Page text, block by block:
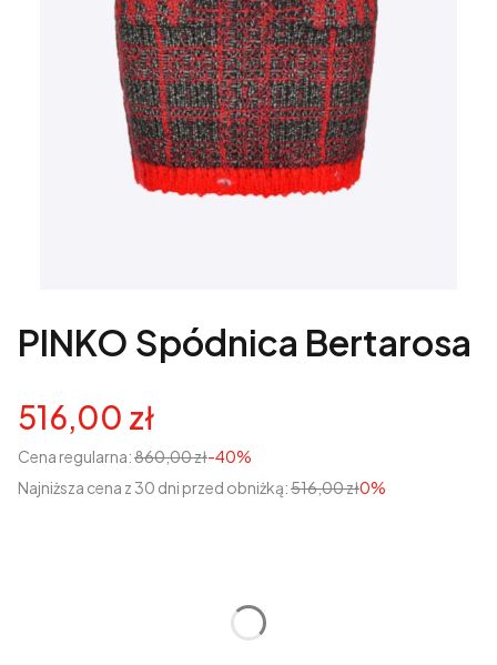
PINKO Spódnica Bertarosa
516,00 zł
Cena regularna:860,00 zł-40%
Najniższa cena z 30 dni przed obniżką:516,00 zł0%